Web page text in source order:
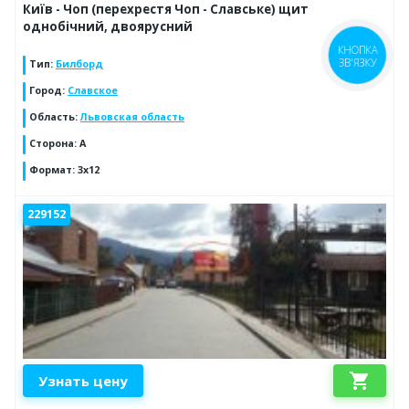
Київ - Чоп (перехрестя Чоп - Славське) щит
однобічний, двоярусний
Тип: Билборд
Город: Славское
Область:Львовская область
Сторона: A
Формат: 3x12
229152
Узнать цену shopping_cart
КНОПКА
ЗВ'ЯЗКУ